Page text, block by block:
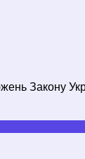
Закону